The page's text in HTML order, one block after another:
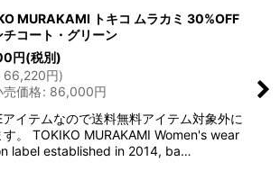
MURAKAMI トキコ ムラカミ 30%OFF
チコート・グリーン
円(税別)
66,220円)
売価格: 86,000円
アイテムなので送料無料アイテム対象外に
す。 TOKIKO MURAKAMI Women's wear
label established in 2014, ba…